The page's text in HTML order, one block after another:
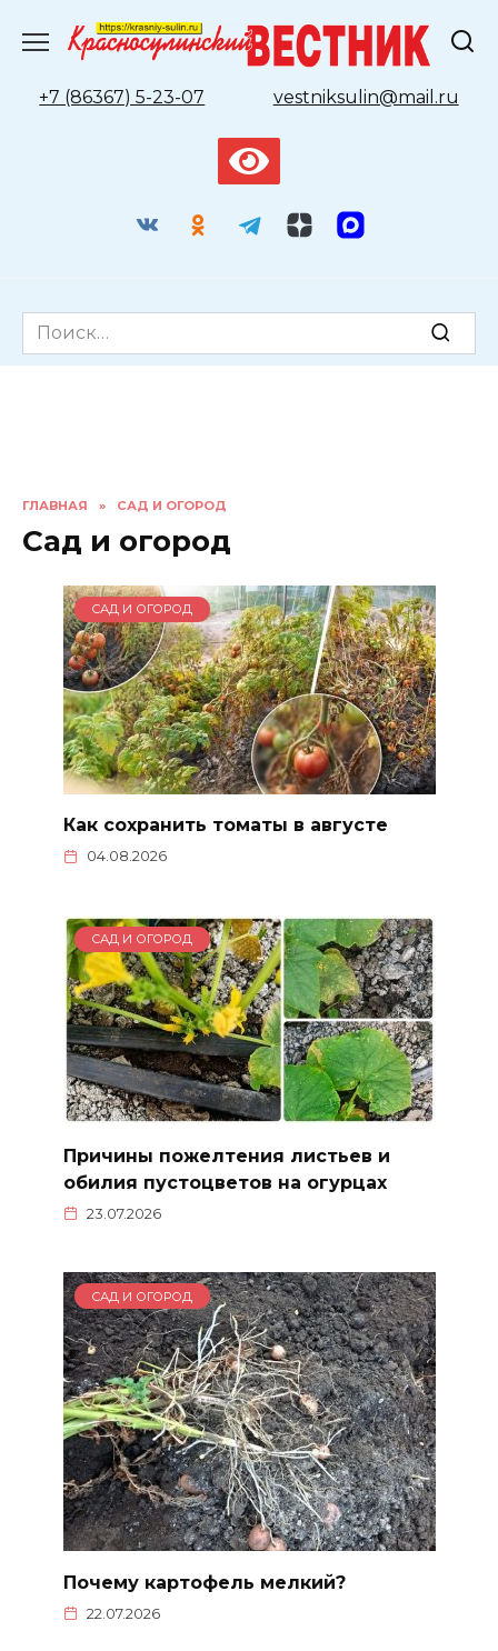
содержанию
+7 (86367) 5-23-07
vestniksulin@mail.ru
Search
for:
ГЛАВНАЯ » САД И ОГОРОД
Сад и огород
САД И ОГОРОД
Как сохранить томаты в августе
04.08.2026
САД И ОГОРОД
Причины пожелтения листьев и
обилия пустоцветов на огурцах
23.07.2026
САД И ОГОРОД
Почему картофель мелкий?
22.07.2026